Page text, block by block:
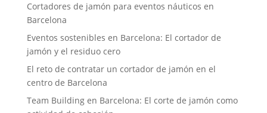
Cortadores de jamón para eventos náuticos en
Barcelona
Eventos sostenibles en Barcelona: El cortador de
jamón y el residuo cero
El reto de contratar un cortador de jamón en el
centro de Barcelona
Team Building en Barcelona: El corte de jamón como